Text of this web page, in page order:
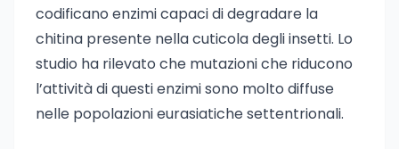
codificano enzimi capaci di degradare la
chitina presente nella cuticola degli insetti. Lo
studio ha rilevato che mutazioni che riducono
l’attività di questi enzimi sono molto diffuse
nelle popolazioni eurasiatiche settentrionali.